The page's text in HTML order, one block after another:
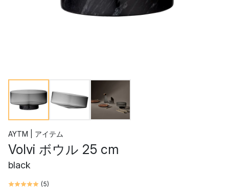
AYTM | アイテム
Volvi ボウル 25 cm
black
(5)